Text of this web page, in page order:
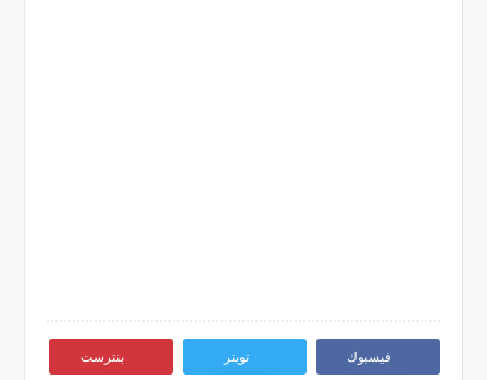
فيسبوك تويتر بنترست